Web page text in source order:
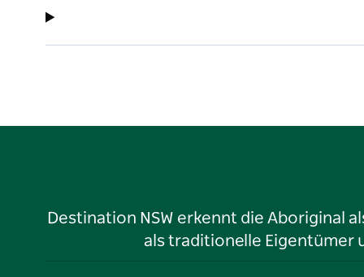
Destination NSW erkennt die Aboriginal
als traditionelle Eigentümer